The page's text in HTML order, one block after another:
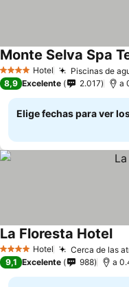
4 EstrellasHotel Piscinas de
Monte Selva Spa
8,9 Excelente 2.017 a
Elige fechas para ver
4 EstrellasHotel Cerca de las
La Floresta Hotel
9,1 Excelente 988 a